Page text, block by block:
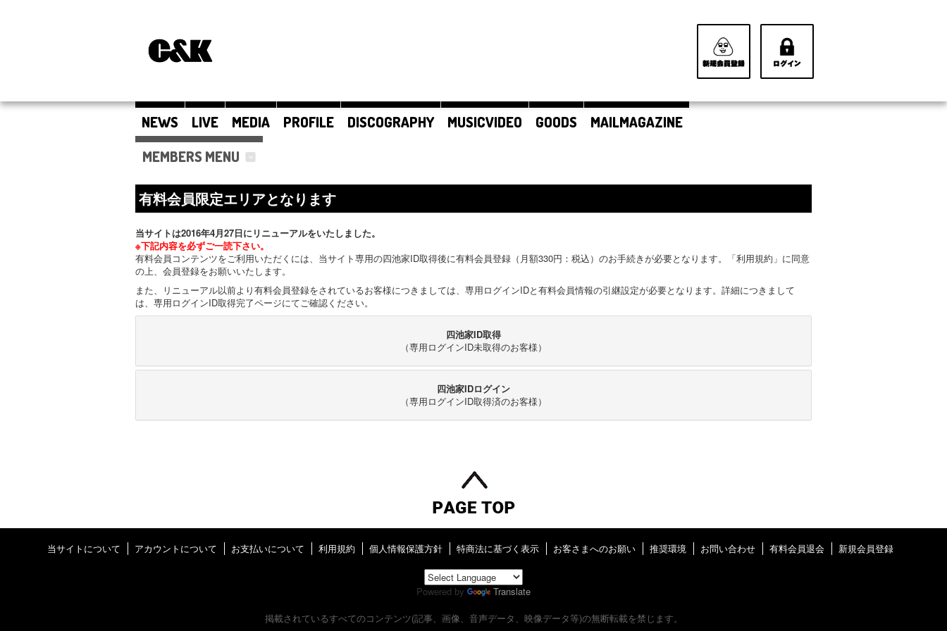
NEWS LIVE MEDIA PROFILE DISCOGRAPHY MUSICVIDEO GOODS
MAILMAGAZINE
MEMBERS MENU
有料会員限定エリアとなります
当サイトは2016年4月27日にリニューアルをいたしました。
※下記内容を必ずご一読下さい。
有料会員コンテンツをご利用いただくには、当サイト専用の四池家ID取得後に有料会員登録（月額330円：税込）のお手続きが必要となります。「利用規約」に同意
の上、会員登録をお願いいたします。
また、リニューアル以前より有料会員登録をされているお客様につきましては、専用ログインIDと有料会員情報の引継設定が必要となります。詳細につきまして
は、専用ログインID取得完了ページにてご確認ください。
四池家ID取得
（専用ログインID未取得のお客様）
四池家IDログイン
（専用ログインID取得済のお客様）
当サイトについて アカウントについて お支払いについて 利用規約 個人情報保護方針 特商法に基づく表示 お客さまへのお願い 推奨環境 お問い合わせ 有料会員退会 新規会員登録
Powered by
Translate
掲載されているすべてのコンテンツ(記事、画像、音声データ、映像データ等)の無断転載を禁じます。